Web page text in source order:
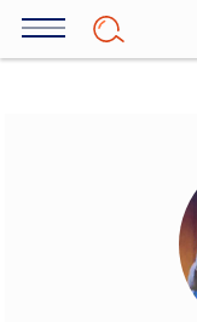
Salta